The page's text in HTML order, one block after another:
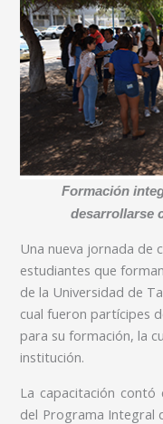
Formación
desarrollarse
Una nueva jornada de
estudiantes que
de la Universidad de
cual fueron partícipes
para su formación, la
institución.
La capacitación
del Programa Integral